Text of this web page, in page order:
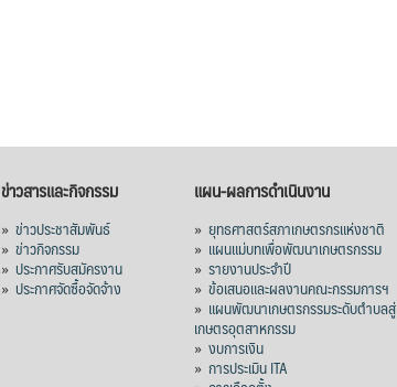
ข่าวสารและกิจกรรม
»ข่าวประชาสัมพันธ์
»ข่าวกิจกรรม
»ประกาศรับสมัครงาน
»ประกาศจัดซื้อจัดจ้าง
แผน-ผลการดำเนินงาน
» ยุทธศาสตร์สภาเกษตรกรแห่งชาติ
» แผนแม่บทเพื่อพัฒนาเกษตรกรรม
» รายงานประจำปี
» ข้อเสนอและผลงานคณะกรรมการฯ
» แผนพัฒนาเกษตรกรรมระดับตำบลสู่
เกษตรอุตสาหกรรม
» งบการเงิน
» การประเมิน ITA